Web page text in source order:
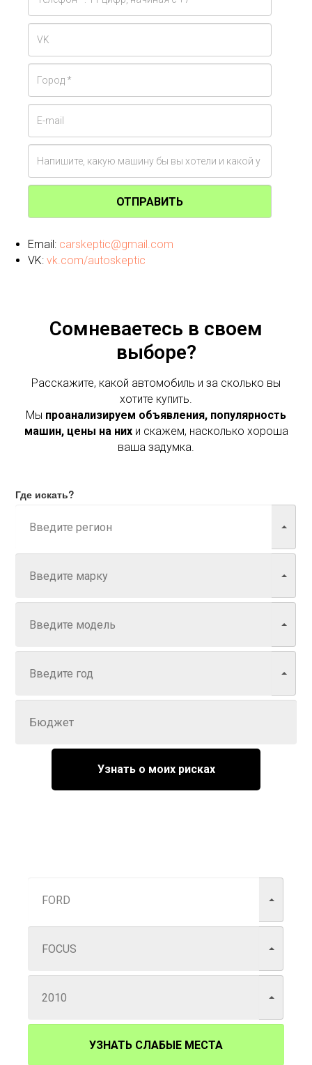
ОТПРАВИТЬ
Email: carskeptic@gmail.com
VK: vk.com/autoskeptic
Сомневаетесь в своем
выборе?
Расскажите, какой автомобиль и за сколько вы
хотите купить.
Мы проанализируем объявления, популярность
машин, цены на нихи скажем, насколько хороша
ваша задумка.
Где искать?
Узнать о моих рисках
УЗНАТЬ СЛАБЫЕ МЕСТА